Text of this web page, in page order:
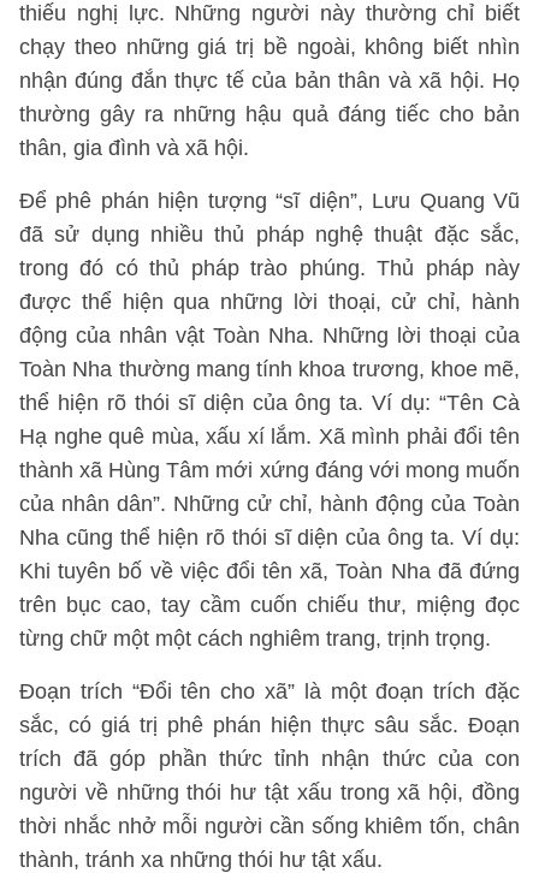
thiếu nghị lực. Những người này thường chỉ biết
chạy theo những giá trị bề ngoài, không biết nhìn
nhận đúng đắn thực tế của bản thân và xã hội. Họ
thường gây ra những hậu quả đáng tiếc cho bản
thân, gia đình và xã hội.
Để phê phán hiện tượng “sĩ diện”, Lưu Quang Vũ
đã sử dụng nhiều thủ pháp nghệ thuật đặc sắc,
trong đó có thủ pháp trào phúng. Thủ pháp này
được thể hiện qua những lời thoại, cử chỉ, hành
động của nhân vật Toàn Nha. Những lời thoại của
Toàn Nha thường mang tính khoa trương, khoe mẽ,
thể hiện rõ thói sĩ diện của ông ta. Ví dụ: “Tên Cà
Hạ nghe quê mùa, xấu xí lắm. Xã mình phải đổi tên
thành xã Hùng Tâm mới xứng đáng với mong muốn
của nhân dân”. Những cử chỉ, hành động của Toàn
Nha cũng thể hiện rõ thói sĩ diện của ông ta. Ví dụ:
Khi tuyên bố về việc đổi tên xã, Toàn Nha đã đứng
trên bục cao, tay cầm cuốn chiếu thư, miệng đọc
từng chữ một một cách nghiêm trang, trịnh trọng.
Đoạn trích “Đổi tên cho xã” là một đoạn trích đặc
sắc, có giá trị phê phán hiện thực sâu sắc. Đoạn
trích đã góp phần thức tỉnh nhận thức của con
người về những thói hư tật xấu trong xã hội, đồng
thời nhắc nhở mỗi người cần sống khiêm tốn, chân
thành, tránh xa những thói hư tật xấu.